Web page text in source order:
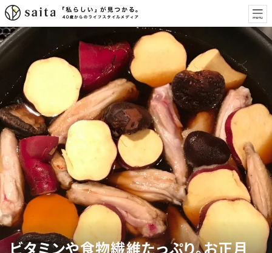
ビタミンや食物繊維たっぷり。お正月